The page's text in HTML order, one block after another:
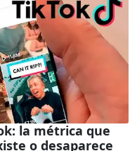
la métrica que
o desaparece